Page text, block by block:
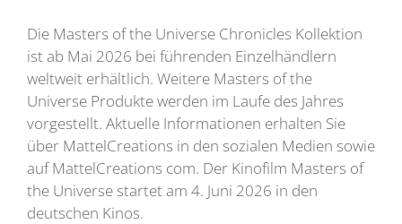
Die Masters of the Universe Chronicles Kollektion
ist ab Mai 2026 bei führenden Einzelhändlern
weltweit erhältlich. Weitere Masters of the
Universe Produkte werden im Laufe des Jahres
vorgestellt. Aktuelle Informationen erhalten Sie
über MattelCreations in den sozialen Medien sowie
auf MattelCreations com. Der Kinofilm Masters of
the Universe startet am 4. Juni 2026 in den
deutschen Kinos.